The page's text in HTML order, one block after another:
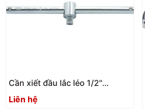
Cần xiết đầu lắc léo 1/2"
250mm ASAHI VT0425
Liên hệ